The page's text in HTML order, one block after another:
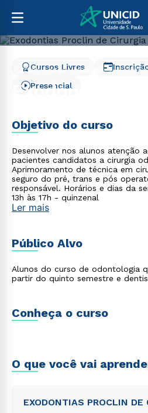
Cursos Livres Saúde
Exodontias
Cursos Livres
Presencial
Objetivo do curso
Desenvolver nos alunos atenção
pacientes candidatos a cirurgia
Aprimoramento de técnica em
seguro do pré, trans e pós
responsável. Horários e dias da semana Terças-feiras das
13h às 17h - quinzenal
Ler mais
Público Alvo
Alunos do curso de odontologia
partir do quinto semestre e
Conheça o curso
O que você vai
EXODONTIAS PROCLIN DE